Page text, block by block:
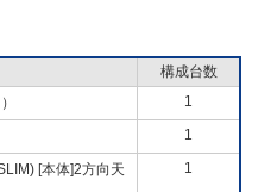
構成台数
1
1
[本体]2方向天
1